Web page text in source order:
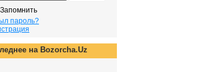
Запомнить
пароль?
на Bozorcha.Uz